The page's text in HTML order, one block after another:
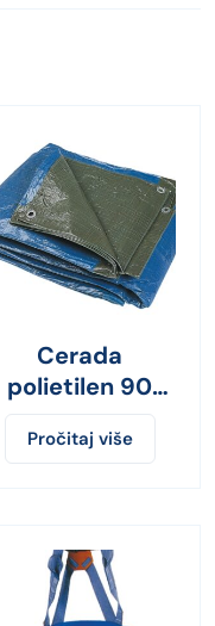
Cerada
polietilen 90
g/m 2×3 m
Pročitaj više